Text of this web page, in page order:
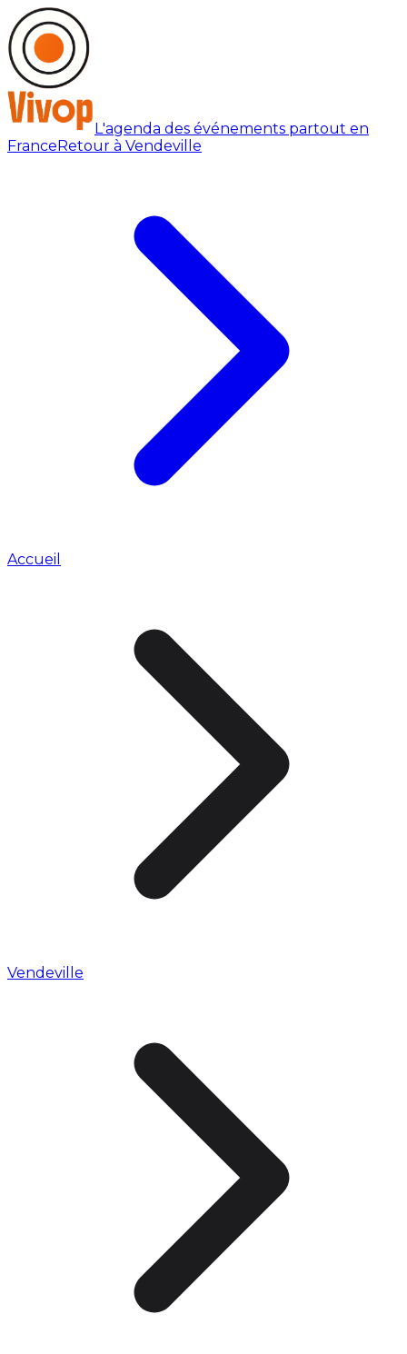
L'agenda des événements partout en
FranceRetour à Vendeville
Accueil
Vendeville